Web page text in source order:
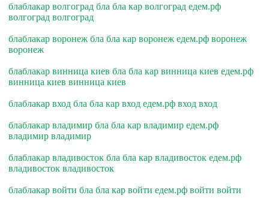
блаблакар волгоград бла бла кар волгоград едем.рф
волгоград волгоград
блаблакар воронеж бла бла кар воронеж едем.рф воронеж
воронеж
блаблакар винница киев бла бла кар винница киев едем.рф
винница киев винница киев
блаблакар вход бла бла кар вход едем.рф вход вход
блаблакар владимир бла бла кар владимир едем.рф
владимир владимир
блаблакар владивосток бла бла кар владивосток едем.рф
владивосток владивосток
блаблакар войти бла бла кар войти едем.рф войти войти